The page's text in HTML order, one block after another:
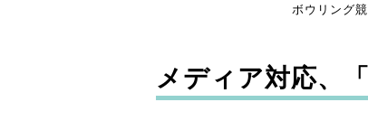
ボウリング
メディア対応、